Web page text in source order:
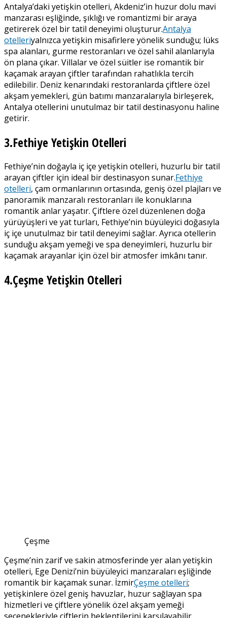
Antalya’daki yetişkin otelleri, Akdeniz’in huzur dolu mavi
manzarası eşliğinde, şıklığı ve romantizmi bir araya
getirerek özel bir tatil deneyimi oluşturur.Antalya
otelleriyalnızca yetişkin misafirlere yönelik sunduğu; lüks
spa alanları, gurme restoranları ve özel sahil alanlarıyla
ön plana çıkar. Villalar ve özel süitler ise romantik bir
kaçamak arayan çiftler tarafından rahatlıkla tercih
edilebilir. Deniz kenarındaki restoranlarda çiftlere özel
akşam yemekleri, gün batımı manzaralarıyla birleşerek,
Antalya otellerini unutulmaz bir tatil destinasyonu haline
getirir.
3.Fethiye Yetişkin Otelleri
Fethiye’nin doğayla iç içe yetişkin otelleri, huzurlu bir tatil
arayan çiftler için ideal bir destinasyon sunar.Fethiye
otelleri, çam ormanlarının ortasında, geniş özel plajları ve
panoramik manzaralı restoranları ile konuklarına
romantik anlar yaşatır. Çiftlere özel düzenlenen doğa
yürüyüşleri ve yat turları, Fethiye’nin büyüleyici doğasıyla
iç içe unutulmaz bir tatil deneyimi sağlar. Ayrıca otellerin
sunduğu akşam yemeği ve spa deneyimleri, huzurlu bir
kaçamak arayanlar için özel bir atmosfer imkânı tanır.
4.Çeşme Yetişkin Otelleri
Çeşme
Çeşme’nin zarif ve sakin atmosferinde yer alan yetişkin
otelleri, Ege Denizi’nin büyüleyici manzaraları eşliğinde
romantik bir kaçamak sunar. İzmirÇeşme otelleri;
yetişkinlere özel geniş havuzlar, huzur sağlayan spa
hizmetleri ve çiftlere yönelik özel akşam yemeği